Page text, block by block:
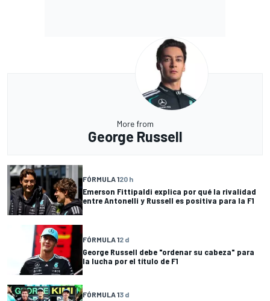
More from
George Russell
FÓRMULA 120 h
Emerson Fittipaldi explica por qué la rivalidad
entre Antonelli y Russell es positiva para la F1
FÓRMULA 12 d
George Russell debe "ordenar su cabeza" para
la lucha por el título de F1
FÓRMULA 13 d